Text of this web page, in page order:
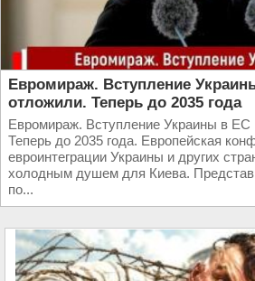
Евромираж. Вступление
отложили. Теперь до 2035 года
Евромираж. Вступление Украины в ЕС
Теперь до 2035 года. Европейская
евроинтеграции Украины и других
холодным душем для Киева.
по...